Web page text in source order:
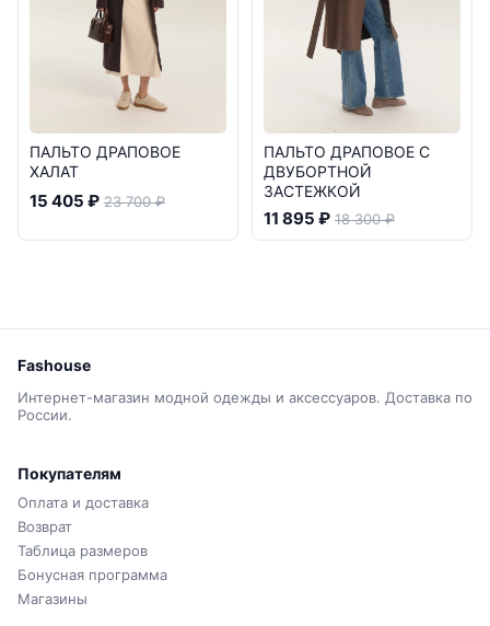
ПАЛЬТО ДРАПОВОЕ
ХАЛАТ
15 405 ₽ 23 700 ₽
ПАЛЬТО ДРАПОВОЕ С
ДВУБОРТНОЙ
ЗАСТЕЖКОЙ
11 895 ₽ 18 300 ₽
Fashouse
Интернет-магазин модной одежды и аксессуаров. Доставка по
России.
Покупателям
Оплата и доставка
Возврат
Таблица размеров
Бонусная программа
Магазины